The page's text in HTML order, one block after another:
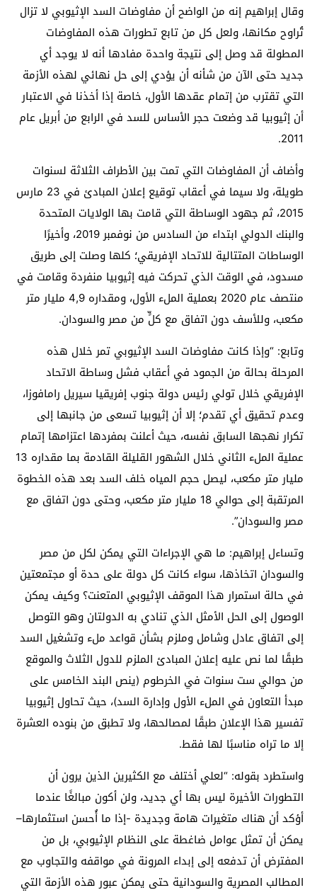
وقال إبراهيم إنه من الواضح أن مفاوضات السد الإثيوبي لا تزال
تُراوح مكانها، ولعل كل من تابع تطورات هذه المفاوضات
المطولة قد وصل إلى نتيجة واحدة مفادها أنه لا يوجد أي
جديد حتى الآن من شأنه أن يؤدي إلى حل نهائي لهذه الأزمة
التي تقترب من إتمام عقدها الأول، خاصة إذا أخذنا في الاعتبار
أن إثيوبيا قد وضعت حجر الأساس للسد في الرابع من أبريل عام
2011.
وأضاف أن المفاوضات التي تمت بين الأطراف الثلاثة لسنوات
طويلة، ولا سيما في أعقاب توقيع إعلان المبادئ في 23 مارس
2015، ثم جهود الوساطة التي قامت بها الولايات المتحدة
والبنك الدولي ابتداء من السادس من نوفمبر 2019، وأخيرًا
الوساطات المتتالية للاتحاد الإفريقي؛ كلها وصلت إلى طريق
مسدود، في الوقت الذي تحركت فيه إثيوبيا منفردة وقامت في
منتصف عام 2020 بعملية الملء الأول، ومقداره 4,9 مليار متر
مكعب، وللأسف دون اتفاق مع كلٍّ من مصر والسودان.
وتابع: “وإذا كانت مفاوضات السد الإثيوبي تمر خلال هذه
المرحلة بحالة من الجمود في أعقاب فشل وساطة الاتحاد
الإفريقي خلال تولي رئيس دولة جنوب إفريقيا سيريل رامافوزا،
وعدم تحقيق أي تقدم؛ إلا أن إثيوبيا تسعى من جانبها إلى
تكرار نهجها السابق نفسه، حيث أعلنت بمفردها اعتزامها إتمام
عملية الملء الثاني خلال الشهور القليلة القادمة بما مقداره 13
مليار متر مكعب، ليصل حجم المياه خلف السد بعد هذه الخطوة
المرتقبة إلى حوالي 18 مليار متر مكعب، وحتى دون اتفاق مع
مصر والسودان”.
وتساءل إبراهيم: ما هي الإجراءات التي يمكن لكل من مصر
والسودان اتخاذها، سواء كانت كل دولة على حدة أو مجتمعتين
في حالة استمرار هذا الموقف الإثيوبي المتعنت؟ وكيف يمكن
الوصول إلى الحل الأمثل الذي تنادي به الدولتان وهو التوصل
إلى اتفاق عادل وشامل وملزم بشأن قواعد ملء وتشغيل السد
طبقًا لما نص عليه إعلان المبادئ الملزم للدول الثلاث والموقع
من حوالي ست سنوات في الخرطوم (ينص البند الخامس على
مبدأ التعاون في الملء الأول وإدارة السد)، حيث تحاول إثيوبيا
تفسير هذا الإعلان طبقًا لمصالحها، ولا تطبق من بنوده العشرة
إلا ما تراه مناسبًا لها فقط.
واستطرد بقوله: “لعلي أختلف مع الكثيرين الذين يرون أن
التطورات الأخيرة ليس بها أي جديد، ولن أكون مبالغًا عندما
أؤكد أن هناك متغيرات هامة وجديدة -إذا ما أُحسن استثمارها–
يمكن أن تمثل عوامل ضاغطة على النظام الإثيوبي، بل من
المفترض أن تدفعه إلى إبداء المرونة في مواقفه والتجاوب مع
المطالب المصرية والسودانية حتى يمكن عبور هذه الأزمة التي